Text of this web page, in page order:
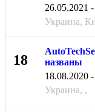
26.05.2021
Украина,
18
названы
18.08.2020
Украина, ,